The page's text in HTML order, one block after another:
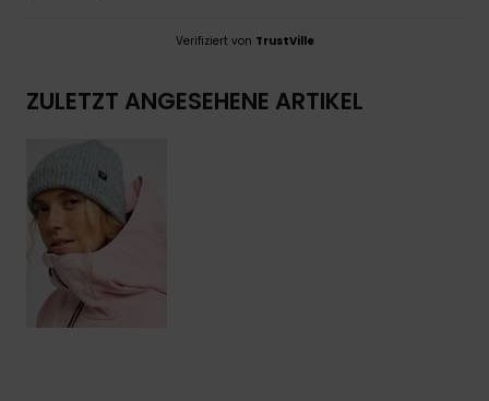
Verifiziert von TrustVille
ZULETZT ANGESEHENE ARTIKEL